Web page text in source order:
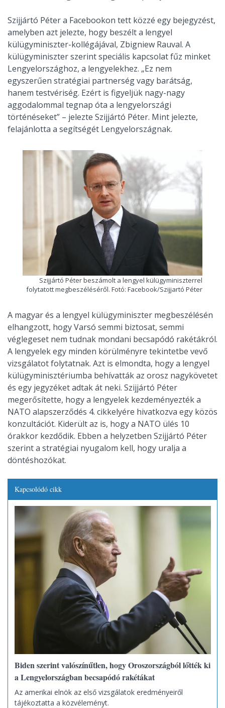
Szijjártó Péter a Facebookon tett közzé egy bejegyzést,
amelyben azt jelezte, hogy beszélt a lengyel
külügyminiszter-kollégájával, Zbigniew Rauval. A
külügyminiszter szerint speciális kapcsolat fűz minket
Lengyelországhoz, a lengyelekhez. „Ez nem
egyszerűen stratégiai partnerség vagy barátság,
hanem testvériség. Ezért is figyeljük nagy-nagy
aggodalommal tegnap óta a lengyelországi
történéseket” – jelezte Szijjártó Péter. Mint jelezte,
felajánlotta a segítségét Lengyelországnak.
Szijjártó Péter beszámolt a lengyel külügyminiszterrel
folytatott megbeszéléséről. Fotó: Facebook/Szijjartó Péter
A magyar és a lengyel külügyminiszter megbeszélésén
elhangzott, hogy Varsó semmi biztosat, semmi
véglegeset nem tudnak mondani becsapódó rakétákról.
A lengyelek egy minden körülményre tekintetbe vevő
vizsgálatot folytatnak. Azt is elmondta, hogy a lengyel
külügyminisztériumba behívatták az orosz nagykövetet
és egy jegyzéket adtak át neki. Szijjártó Péter
megerősítette, hogy a lengyelek kezdeményezték a
NATO alapszerződés 4. cikkelyére hivatkozva egy közös
konzultációt. Kiderült az is, hogy a NATO ülés 10
órakkor kezdődik. Ebben a helyzetben Szijjártó Péter
szerint a stratégiai nyugalom kell, hogy uralja a
döntéshozókat.
Kapcsolódó cikk
Biden szerint valószínűtlen, hogy Oroszországból lőtték ki
a Lengyelországban becsapódó rakétákat
Az amerikai elnök az első vizsgálatok eredményeiről
tájékoztatta a közvéleményt.